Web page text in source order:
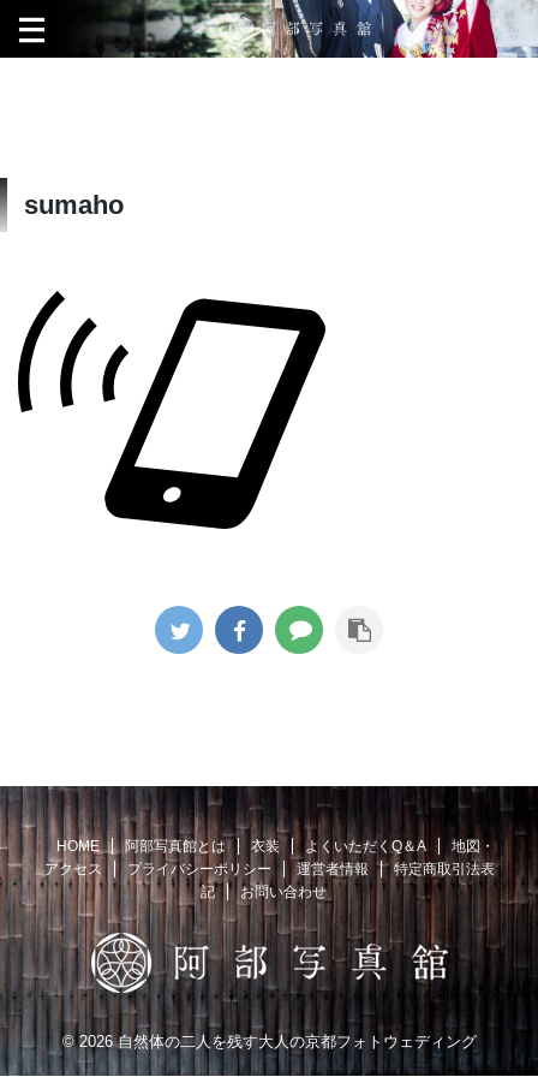
sumaho
HOME 阿部写真館とは 衣装 よくいただくQ＆A
地図・
アクセス
プライバシーポリシー 運営者情報
特定商取引法表
記
お問い合わせ
© 2026 自然体の二人を残す大人の京都フォトウェディング